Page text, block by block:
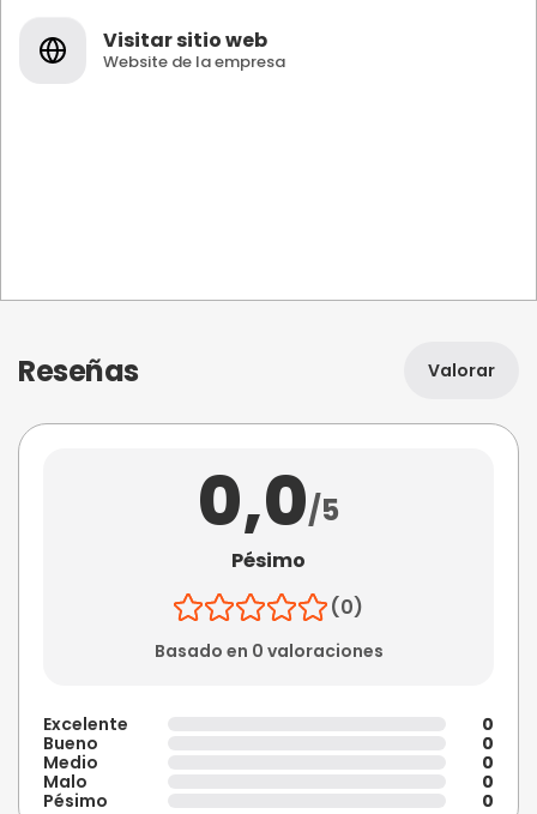
Visitar sitio web
Website de la empresa
Reseñas Valorar
0,0/5
Pésimo
(0)
Basado en 0 valoraciones
Excelente
0
Bueno
0
Medio
0
Malo
0
Pésimo
0